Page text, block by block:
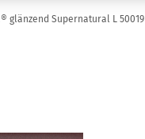
STICKEREI
glänzend Supernatural L 50019